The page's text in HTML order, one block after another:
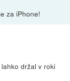
za iPhone!
držal v roki